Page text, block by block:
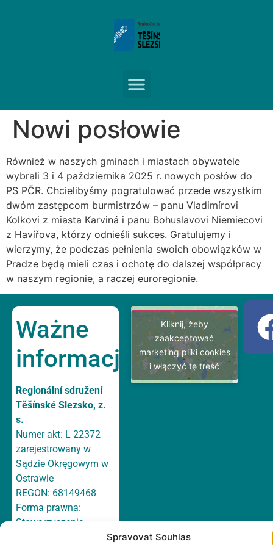
Spravovat Souhlas
Nowi posłowie
Również w naszych gminach i miastach obywatele
wybrali 3 i 4 października 2025 r. nowych posłów do
PS PČR. Chcielibyśmy pogratulować przede wszystkim
dwóm zastępcom burmistrzów – panu Vladimírovi
Kolkovi z miasta Karviná i panu Bohuslavovi Niemiecovi
z Havířova, którzy odnieśli sukces. Gratulujemy i
wierzymy, że podczas pełnienia swoich obowiązków w
Pradze będą mieli czas i ochotę do dalszej współpracy
w naszym regionie, a raczej euroregionie.
Ważne
informacje
Regionální sdružení
Těšínské Slezsko, z.
s.
Numer akt: L 22372
zarejestrowany w
Sądzie Okręgowym w
Ostrawie
REGON: 68149468
Forma prawna:
Stowarzyszenie
Kliknij, żeby
zaakceptować
marketing pliki cookies
i włączyć tę treść